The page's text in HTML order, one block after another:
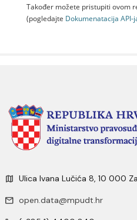
Također možete pristupiti ovom
(pogledajte Dokumenаtаcijа API-